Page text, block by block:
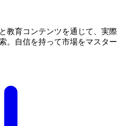
教育コンテンツを通じて、実際
。自信を持って市場をマスター